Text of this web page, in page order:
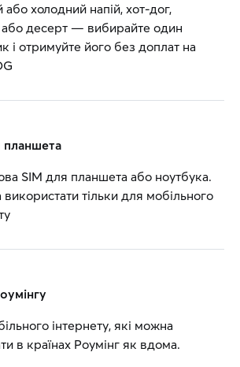
або холодний напій, хот-дог,
або десерт — вибирайте один
і отримуйте його без доплат на
планшета
SIM для планшета або ноутбука.
використати тільки для мобільного
інтернету, які можна
в країнах Роумінг як вдома.